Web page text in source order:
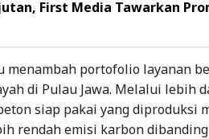
First Media Tawarkan
menambah portofolio layanan
di Pulau Jawa. Melalui lebih
siap pakai yang diproduksi
rendah emisi karbon